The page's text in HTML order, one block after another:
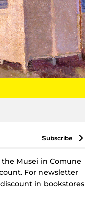
subscribe
the Musei in Comune
For newsletter
in bookstores